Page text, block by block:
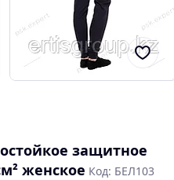
защитное
женское Код: БЕЛ103